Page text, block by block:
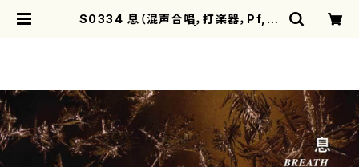
S0334 息（混声合唱，打楽器，Pf, H